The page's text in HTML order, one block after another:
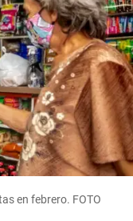
en febrero. FOTO